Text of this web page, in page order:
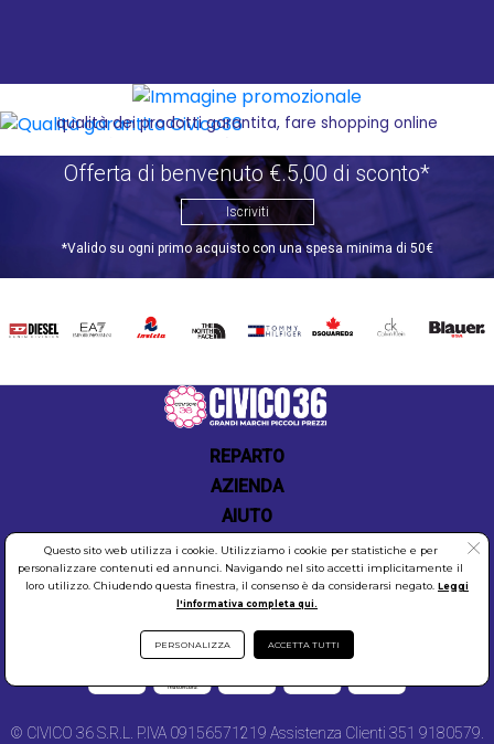
esclusiva selezione di articoli e acquista in tutta
sicurezza. Con la consegna a domicilio veloce e la
qualità dei prodotti garantita, fare shopping online
Affidati a Civico36.store, un punto di riferimento nel
settore e-commerce con un vasto magazzino
sempre aggiornato.
Scopri M9P
Offerta di benvenuto €.5,00 di sconto*
Iscriviti
*Valido su ogni primo acquisto con una spesa minima di 50€
DIESEL EA7 INVICTATHE
TOMMY
DSQUARED2
CALVIN BLAUER
REPARTO
AZIENDA
AIUTO
© CIVICO 36 S.R.L. P.IVA 09156571219 Assistenza Clienti 351 9180579.
Questo sito web utilizza i cookie. Utilizziamo i cookie per statistiche e per
personalizzare contenuti ed annunci. Navigando nel sito accetti implicitamente il
loro utilizzo. Chiudendo questa finestra, il consenso è da considerarsi negato. Leggi
l'informativa completa qui.
PERSONALIZZA ACCETTA TUTTI